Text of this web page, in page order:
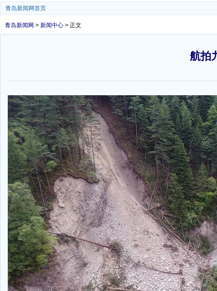
青岛新闻网首页
青岛新闻网 > 新闻中心 > 正文
航拍